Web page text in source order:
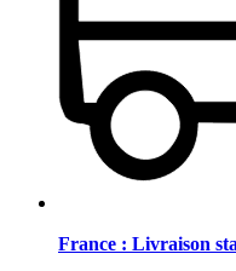
France : Livraison